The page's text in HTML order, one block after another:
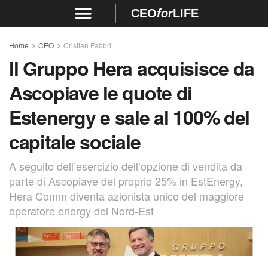
CEOforLIFE
Home CEO Cristian Fabbri
ll Gruppo Hera acquisisce da
Ascopiave le quote di
Estenergy e sale al 100% del
capitale sociale
A seguito dell’esercizio dell’opzione di vendita da
parte di Ascopiave del proprio 25% in EstEnergy,
Hera Comm diventa azionista unico del maggiore
operatore energy del Nord-Est